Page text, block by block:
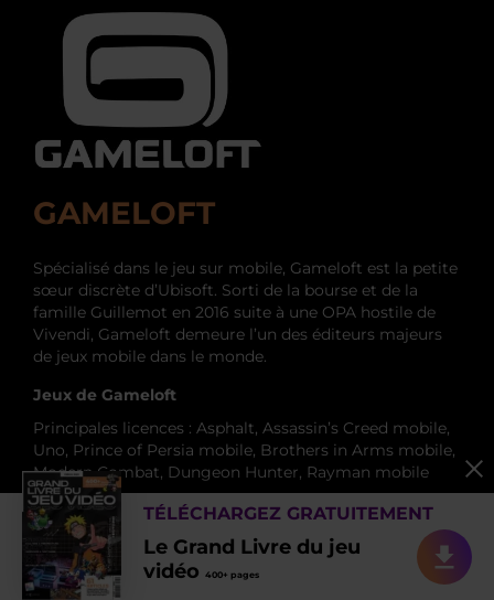
GAMELOFT
Spécialisé dans le jeu sur mobile, Gameloft est la petite
sœur discrète d’Ubisoft. Sorti de la bourse et de la
famille Guillemot en 2016 suite à une OPA hostile de
Vivendi, Gameloft demeure l’un des éditeurs majeurs
de jeux mobile dans le monde.
Jeux de Gameloft
Principales licences : Asphalt, Assassin’s Creed mobile,
Uno, Prince of Persia mobile, Brothers in Arms mobile,
Modern Combat, Dungeon Hunter, Rayman mobile
L’histoire de Gameloft
Créé en 1999 par le cofondateur d’Ubisoft Michel
Guillemot, Gameloft a connu une croissance forte et
stable jusqu’à atteindre un chiffre d’affaires de 320
TÉLÉCHARGEZ GRATUITEMENT
Le Grand Livre du jeu
vidéo 400+ pages